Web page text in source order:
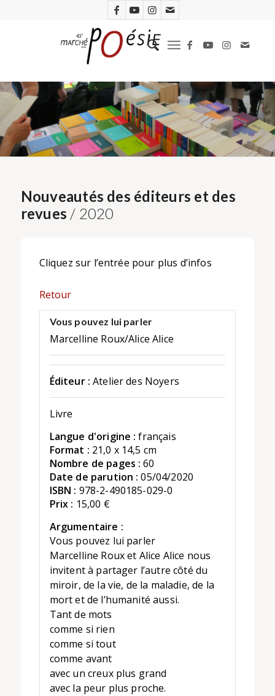
Nouveautés des éditeurs et des
revues / 2020
Cliquez sur l’entrée pour plus d’infos
Retour
Vous pouvez lui parler
Marcelline Roux/Alice Alice
Éditeur : Atelier des Noyers
Livre
Langue d'origine : français
Format : 21,0 x 14,5 cm
Nombre de pages : 60
Date de parution : 05/04/2020
ISBN : 978-2-490185-029-0
Prix : 15,00 €
Argumentaire :
Vous pouvez lui parler
Marcelline Roux et Alice Alice nous
invitent à partager l’autre côté du
miroir, de la vie, de la maladie, de la
mort et de l’humanité aussi.
Tant de mots
comme si rien
comme si tout
comme avant
avec un creux plus grand
avec la peur plus proche.